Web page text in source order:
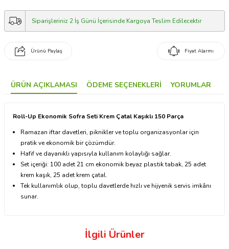
Siparişleriniz 2 İş Günü İçerisinde Kargoya Teslim Edilecektir
Ürünü Paylaş Fiyat Alarmı
ÜRÜN AÇIKLAMASI ÖDEME SEÇENEKLERI YORUMLAR
Roll-Up Ekonomik Sofra Seti Krem Çatal Kaşıklı 150 Parça
Ramazan iftar davetleri, piknikler ve toplu organizasyonlar için
pratik ve ekonomik bir çözümdür.
Hafif ve dayanıklı yapısıyla kullanım kolaylığı sağlar.
Set içeriği: 100 adet 21 cm ekonomik beyaz plastik tabak, 25 adet
krem kaşık, 25 adet krem çatal.
Tek kullanımlık olup, toplu davetlerde hızlı ve hijyenik servis imkânı
sunar.
İlgili Ürünler